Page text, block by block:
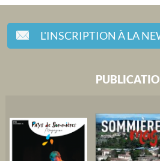
L'INSCRIPTION À LA